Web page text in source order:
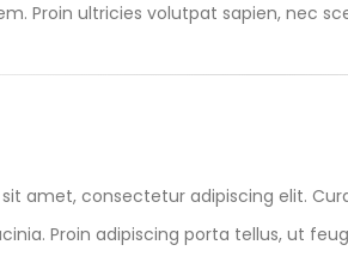
Proin ultricies volutpat sapien, nec
amet, consectetur adipiscing elit.
Proin adipiscing porta tellus, ut